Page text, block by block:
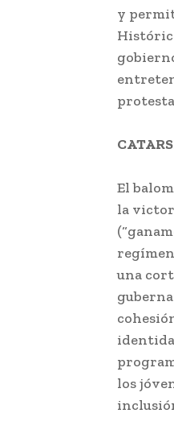
y
El
la
una
los